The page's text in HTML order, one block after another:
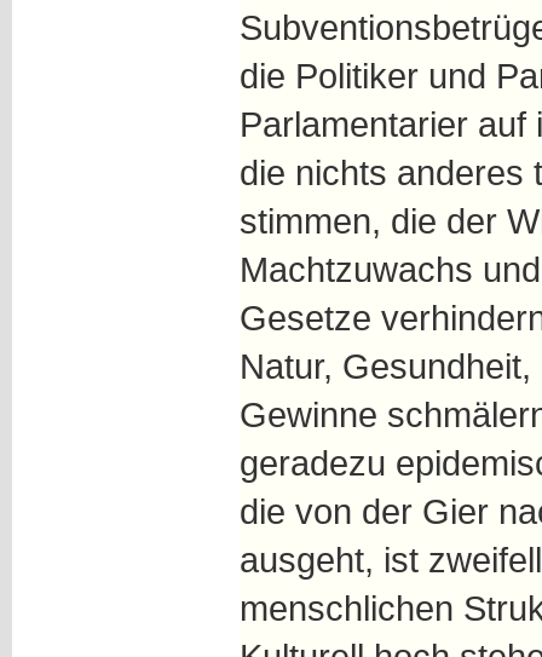
die Politiker und
Parlamentarier auf
die nichts anderes
stimmen, die der
Machtzuwachs
Gesetze
Natur,
Gewinne
geradezu
die von der Gier
ausgeht, ist
menschlichen